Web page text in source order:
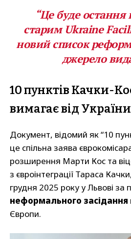
“Це буде остання
старим Ukraine
новий список
джерело
10 пунктів Качки-
вимагає від України
Документ, відомий як “10
це спільна заява
розширення Марти Кос та
з євроінтеграції Тараса
грудня 2025 року у Львові за
неформального засідання
Європи.